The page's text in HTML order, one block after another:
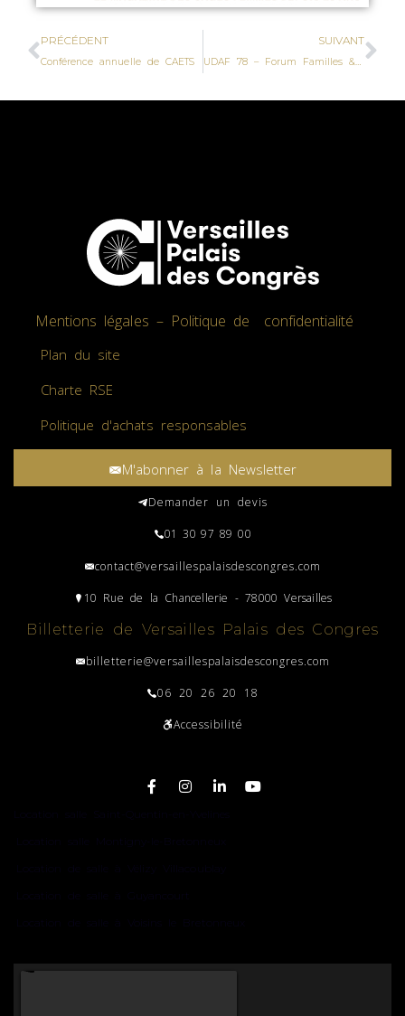
PRÉCÉDENT
Conférence annuelle de CAETS
SUIVANT
UDAF 78 – Forum Familles & Parentalité
Mentions légales – Politique de confidentialité
Plan du site
Charte RSE
Politique d'achats responsables
M'abonner à la Newsletter
Demander un devis
01 30 97 89 00
contact@versaillespalaisdescongres.com
10 Rue de la Chancellerie - 78000 Versailles
Billetterie de Versailles Palais des Congres
billetterie@versaillespalaisdescongres.com
06 20 26 20 18
Accessibilité
Location salle Saint-Quentin-en-Yvelines
Location salle Montigny-le-Bretonneux
Location de salle à Vélizy Villacoublay
Location de salle à Guyancourt
Location de salle à Voisins le Bretonneux